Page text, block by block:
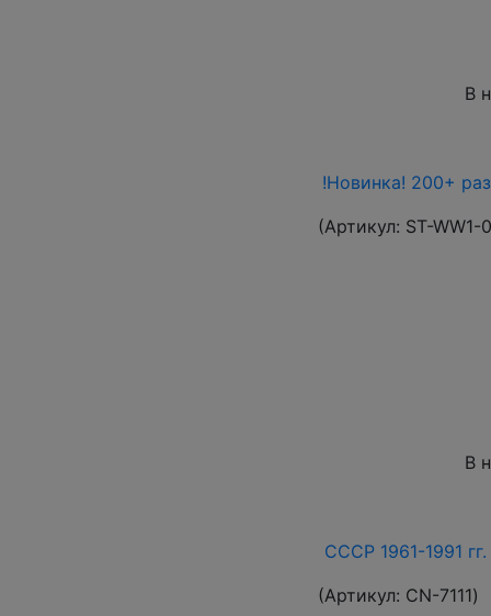
В
!Новинка! 200+
(Артикул: ST-
В
СССР 1961-1991
(Артикул: СN-7111)